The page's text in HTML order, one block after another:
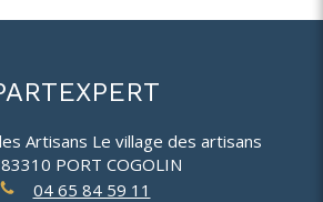
Artisans Le village des artisans
83310 PORT COGOLIN
04 65 84 59 11